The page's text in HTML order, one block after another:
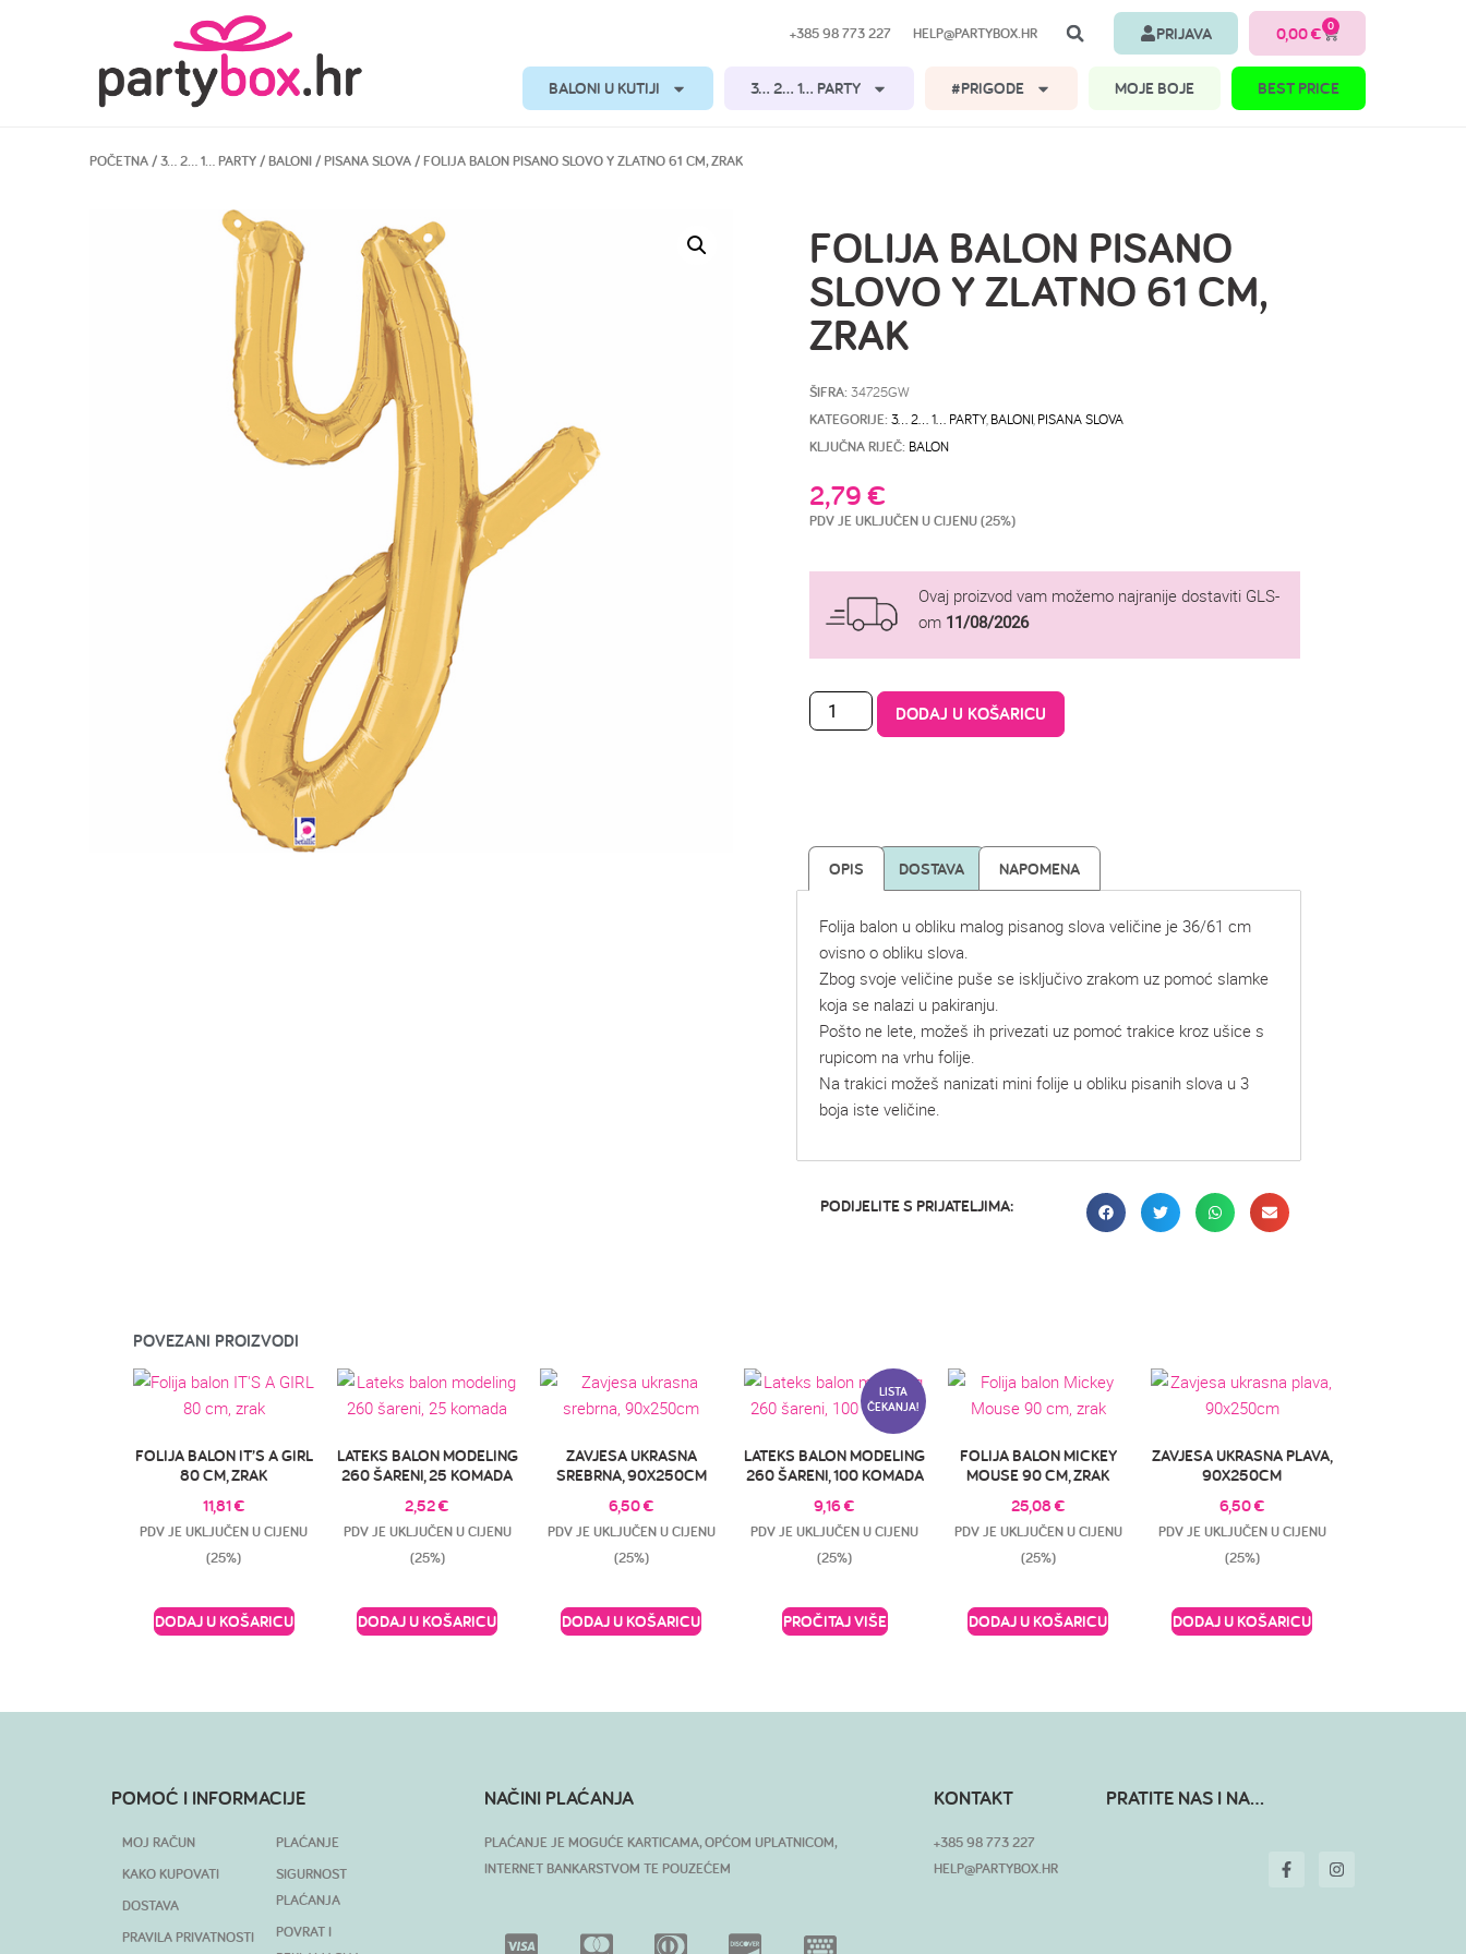
+385 98 773 227 HELP@PARTYBOX.HR PRIJAVA 0,00€ 0
BALONI U KUTIJI 3… 2… 1… PARTY #PRIGODE MOJE BOJE BEST PRICE
POČETNA/3… 2… 1… PARTY/BALONI/PISANA SLOVA/ FOLIJA BALON PISANO SLOVO Y ZLATNO 61 CM, ZRAK
FOLIJA BALON PISANO
SLOVO Y ZLATNO 61 CM,
ZRAK
ŠIFRA: 34725GW
KATEGORIJE: 3… 2… 1… PARTY, BALONI PISANA SLOVA
KLJUČNA RIJEČ: BALON
2,79€
PDV JE UKLJUČEN U CIJENU (25%)
Ovaj proizvod vam možemo najranije dostaviti GLS-
om 11/08/2026
DODAJ U KOŠARICU
OPIS DOSTAVA NAPOMENA
Folija balon u obliku malog pisanog slova veličine je 36/61 cm
ovisno o obliku slova.
Zbog svoje veličine puše se isključivo zrakom uz pomoć slamke
koja se nalazi u pakiranju.
Pošto ne lete, možeš ih privezati uz pomoć trakice kroz ušice s
rupicom na vrhu folije.
Na trakici možeš nanizati mini folije u obliku pisanih slova u 3
boja iste veličine.
PODIJELITE S PRIJATELJIMA:
POVEZANI PROIZVODI
FOLIJA BALON IT’S A GIRL
80 CM, ZRAK
11,81€
PDV JE UKLJUČEN U CIJENU
(25%)
DODAJ U KOŠARICU
LATEKS BALON MODELING
260 ŠARENI, 25 KOMADA
2,52€
PDV JE UKLJUČEN U CIJENU
(25%)
DODAJ U KOŠARICU
ZAVJESA UKRASNA
SREBRNA, 90X250CM
6,50€
PDV JE UKLJUČEN U CIJENU
(25%)
DODAJ U KOŠARICU
LISTA
ČEKANJA!
LATEKS BALON MODELING
260 ŠARENI, 100 KOMADA
9,16€
PDV JE UKLJUČEN U CIJENU
(25%)
PROČITAJ VIŠE
FOLIJA BALON MICKEY
MOUSE 90 CM, ZRAK
25,08 €
PDV JE UKLJUČEN U CIJENU
(25%)
DODAJ U KOŠARICU
ZAVJESA UKRASNA PLAVA,
90X250CM
6,50€
PDV JE UKLJUČEN U CIJENU
(25%)
DODAJ U KOŠARICU
POMOĆ I INFORMACIJE
MOJ RAČUN
KAKO KUPOVATI
DOSTAVA
PRAVILA PRIVATNOSTI
PLAĆANJE
SIGURNOST
PLAĆANJA
POVRAT I
NAČINI PLAĆANJA
PLAĆANJE JE MOGUĆE KARTICAMA, OPĆOM UPLATNICOM,
INTERNET BANKARSTVOM TE POUZEĆEM
KONTAKT
+385 98 773 227
HELP@PARTYBOX.HR
PRATITE NAS I NA...